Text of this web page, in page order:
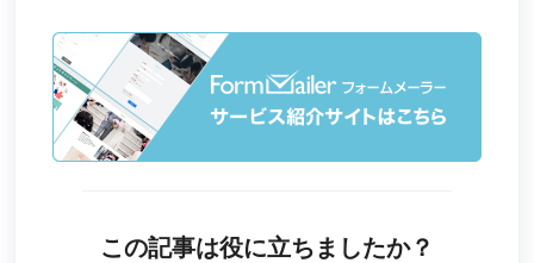
この記事は役に立ちましたか？